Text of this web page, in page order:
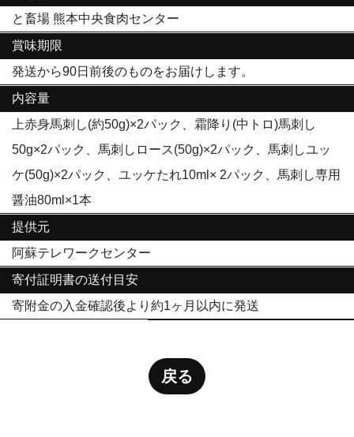
と畜場 熊本中央食肉センター
賞味期限
発送から90日前後のものをお届けします。
内容量
上赤身馬刺し(約50g)×2パック、霜降り(中トロ)馬刺し
50g×2パック、馬刺しロース(50g)×2パック、馬刺しユッ
ケ(50g)×2パック、ユッケたれ10ml× 2パック、馬刺し専用
醤油80ml×1本
提供元
阿蘇テレワークセンター
寄付証明書の送付目安
寄附金の入金確認後より約1ヶ月以内に発送
戻る